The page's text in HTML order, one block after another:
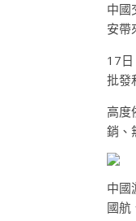
中國
安帶
17
批發
高度
銷、
中國
國航